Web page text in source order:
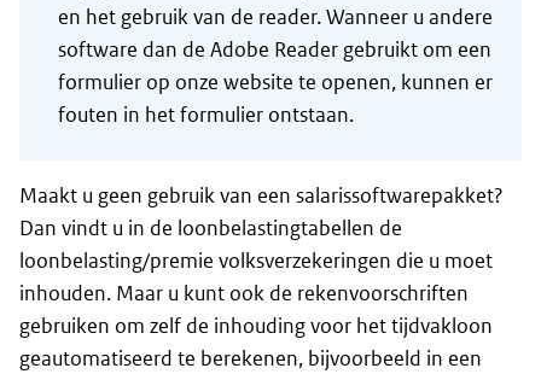
en het gebruik van de reader. Wanneer u andere
software dan de Adobe Reader gebruikt om een
formulier op onze website te openen, kunnen er
fouten in het formulier ontstaan.
Maakt u geen gebruik van een salarissoftwarepakket?
Dan vindt u in de loonbelastingtabellen de
loonbelasting/premie volksverzekeringen die u moet
inhouden. Maar u kunt ook de rekenvoorschriften
gebruiken om zelf de inhouding voor het tijdvakloon
geautomatiseerd te berekenen, bijvoorbeeld in een